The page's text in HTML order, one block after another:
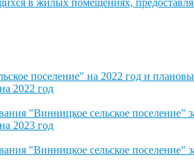
в жилых помещениях,
поселение" на 2022 год и
2022 год
"Винницкое сельское поселение"
2023 год
"Винницкое сельское поселение"